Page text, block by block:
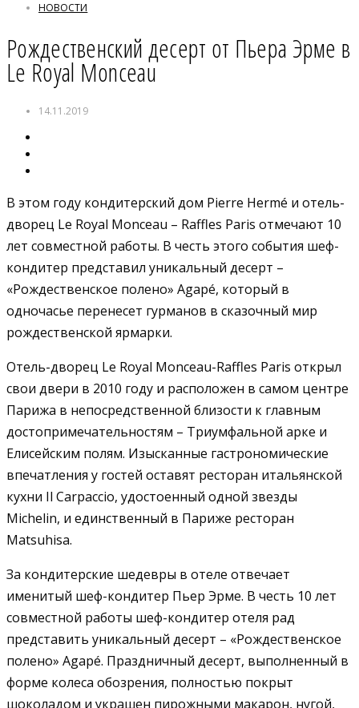
НОВОСТИ
Рождественский десерт от Пьера Эрме в
Le Royal Monceau
14.11.2019
В этом году кондитерский дом Pierre Hermé и отель-
дворец Le Royal Monceau – Raffles Paris отмечают 10
лет совместной работы. В честь этого события шеф-
кондитер представил уникальный десерт –
«Рождественское полено» Agapé, который в
одночасье перенесет гурманов в сказочный мир
рождественской ярмарки.
Отель-дворец Le Royal Monceau-Raffles Paris открыл
свои двери в 2010 году и расположен в самом центре
Парижа в непосредственной близости к главным
достопримечательностям – Триумфальной арке и
Елисейским полям. Изысканные гастрономические
впечатления у гостей оставят ресторан итальянской
кухни Il Carpaccio, удостоенный одной звезды
Michelin, и единственный в Париже ресторан
Matsuhisa.
За кондитерские шедевры в отеле отвечает
именитый шеф-кондитер Пьер Эрме. В честь 10 лет
совместной работы шеф-кондитер отеля рад
представить уникальный десерт – «Рождественское
полено» Agapé. Праздничный десерт, выполненный в
форме колеса обозрения, полностью покрыт
шоколадом и украшен пирожными макарон, нугой,